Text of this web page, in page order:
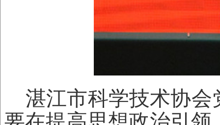
湛江市科学技术协会